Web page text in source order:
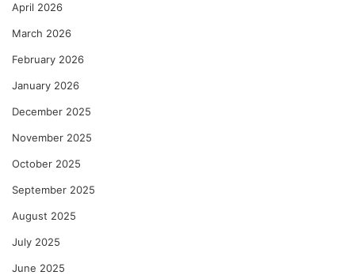
April 2026
March 2026
February 2026
January 2026
December 2025
November 2025
October 2025
September 2025
August 2025
July 2025
June 2025